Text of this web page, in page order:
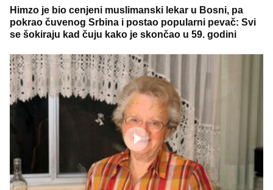
Himzo je bio cenjeni muslimanski lekar u Bosni, pa
pokrao čuvenog Srbina i postao popularni pevač: Svi
se šokiraju kad čuju kako je skončao u 59. godini